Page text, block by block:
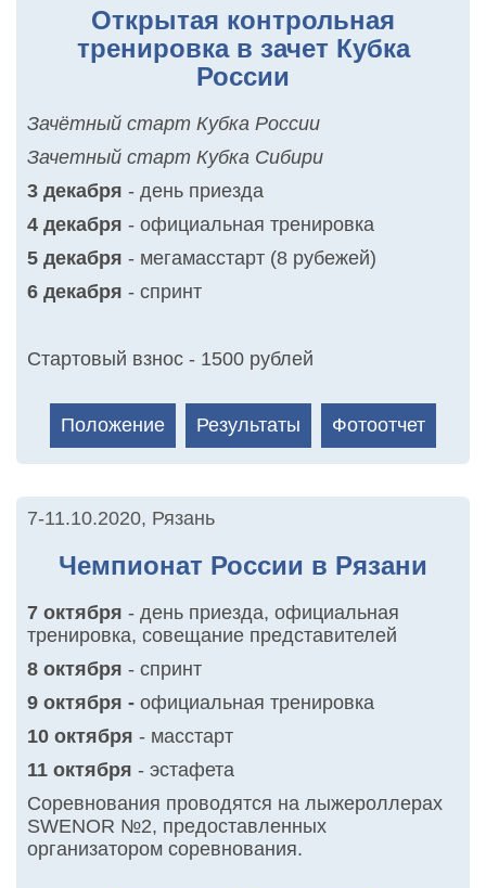
Открытая контрольная
тренировка в зачет Кубка
России
Зачётный старт Кубка России
Зачетный старт Кубка Сибири
3 декабря - день приезда
4 декабря - официальная тренировка
5 декабря - мегамасстарт (8 рубежей)
6 декабря - спринт
Стартовый взнос - 1500 рублей
Положение Результаты Фотоотчет
7-11.10.2020, Рязань
Чемпионат России в Рязани
7 октября - день приезда, официальная
тренировка, совещание представителей
8 октября - спринт
9 октября - официальная тренировка
10 октября - масстарт
11 октября - эстафета
Соревнования проводятся на лыжероллерах
SWENOR №2, предоставленных
организатором соревнования.